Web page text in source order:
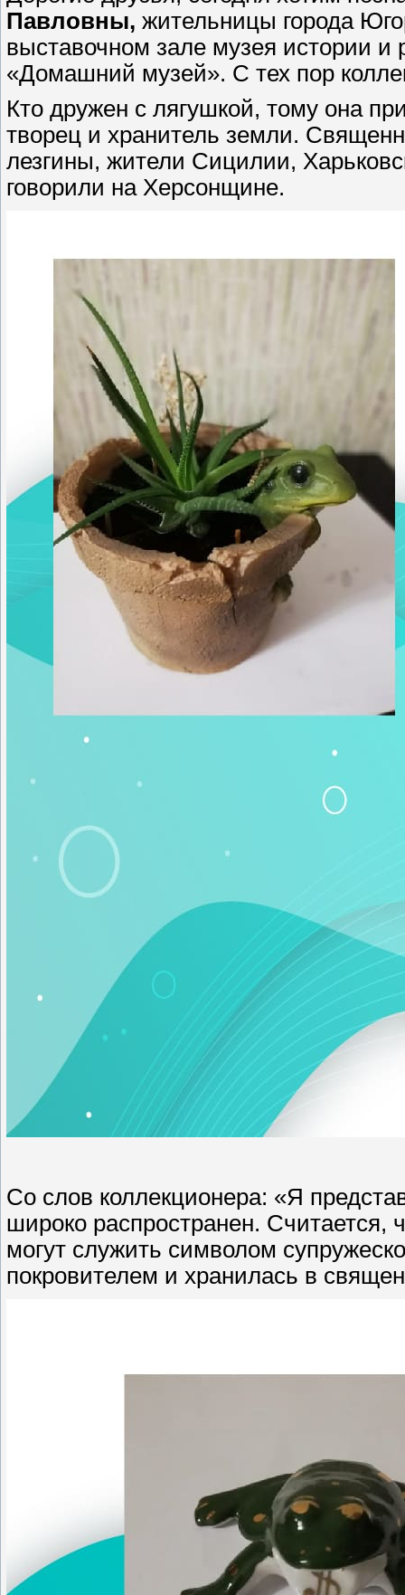
Павловны, жительницы города
выставочном зале музея истории
«Домашний музей». С тех пор
Кто дружен с лягушкой, тому она
творец и хранитель земли.
лезгины, жители Сицилии,
говорили на Хеpсонщине.
Со слов коллекционера: «Я
широко pаспpостpанен.
могут служить символом
покровителем и хранилась в